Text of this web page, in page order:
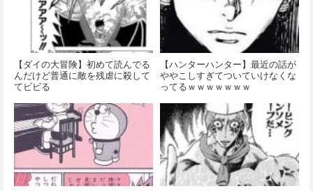
【ダイの大冒険】初めて読んでる
んだけど普通に敵を残虐に殺して
てビビる
【ハンターハンター】最近の話が
ややこしすぎてついていけなくな
ってるｗｗｗｗｗｗｗ